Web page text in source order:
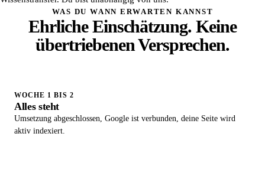
WAS DU WANN ERWARTEN KANNST
Ehrliche Einschätzung. Keine
übertriebenen Versprechen.
WOCHE 1 BIS 2
Alles steht
Umsetzung abgeschlossen, Google ist verbunden, deine Seite wird
aktiv indexiert.